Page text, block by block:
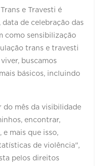
e Travesti é
de celebração das
como sensibilização
trans e travesti
buscamos
básicos, incluindo
do mês da visibilidade
encontrar,
e mais que isso,
de violência",
pelos direitos